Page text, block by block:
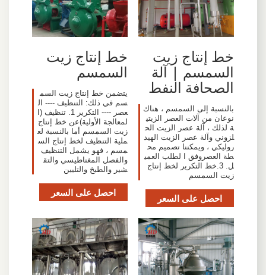
خط إنتاج زيت
السمسم | آلة
الصحافة النفط
بالنسبة إلى السمسم ، هناك
نوعان من آلات العصر الزيتي
ة لذلك ، آلة عصر الزيت الح
لزوني وآلة عصر الزيت الهيد
روليكي ، ويمكننا تصميم مح
طة العصروفق ا لطلب العمي
ل. 3.خط التكرير لخط إنتاج
زيت السمسم
احصل على السعر
خط إنتاج زيت
السمسم
يتضمن خط إنتاج زيت السم
سم في ذلك: التنظيف ---- ال
عصر ---- التكرير 1. تنظيف (ا
لمعالجة الأولية)عن خط إنتاج
زيت السمسم أما بالنسبة لع
ملية التنظيف لخط إنتاج الس
مسم ، فهو يشمل التنظيف
والفصل المغناطيسي والتق
شير والطبخ والتليين
احصل على السعر